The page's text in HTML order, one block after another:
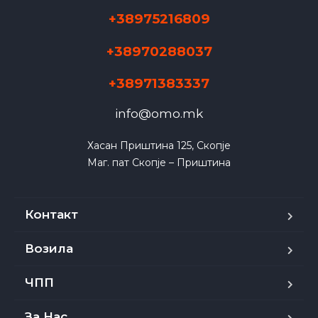
+38975216809
+38970288037
+38971383337
info@omo.mk
Хасан Приштина 125, Скопје
Маг. пат Скопје – Приштина
Контакт
Возила
ЧПП